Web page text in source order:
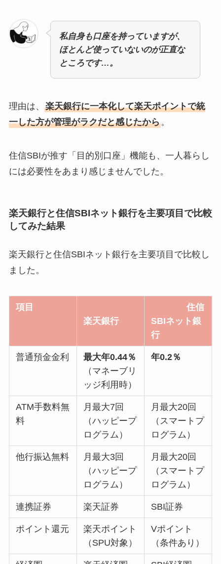
私自身も口座を持っていますが、
ほとんど使っていないのが正直な
ところです…。
理由は、 楽天銀行に一本化して楽天ポイントで統
一した方が管理がラクだと感じたから。
住信SBIが推す「目的別口座」機能も、一人暮らし
には必要性をあまり感じませんでした。
楽天銀行と住信SBIネット銀行を主要項目で比較
してみた結果
楽天銀行と住信SBIネット銀行を主要項目で比較し
ました。
項目
楽天銀行
住信
SBIネット銀
行
普通預金金利
最大年0.44％
（マネーブリ
ッジ利用時）
年0.2％
ATM手数料無
料
月最大7回
（ハッピープ
ログラム）
月最大20回
（スマートプ
ログラム）
他行振込無料
月最大3回
（ハッピープ
ログラム）
月最大20回
（スマートプ
ログラム）
連携証券 楽天証券 SBI証券
ポイント還元
楽天ポイント
（SPU対象）
Vポイント
（条件あり）